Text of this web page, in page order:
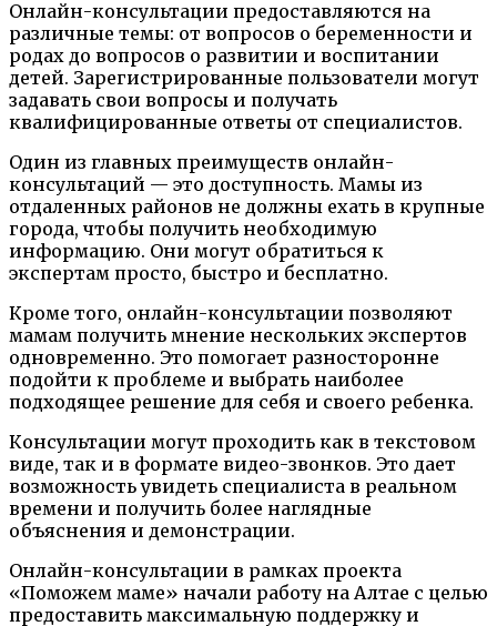
Онлайн-консультации предоставляются на
различные темы: от вопросов о беременности и
родах до вопросов о развитии и воспитании
детей. Зарегистрированные пользователи могут
задавать свои вопросы и получать
квалифицированные ответы от специалистов.
Один из главных преимуществ онлайн-
консультаций — это доступность. Мамы из
отдаленных районов не должны ехать в крупные
города, чтобы получить необходимую
информацию. Они могут обратиться к
экспертам просто, быстро и бесплатно.
Кроме того, онлайн-консультации позволяют
мамам получить мнение нескольких экспертов
одновременно. Это помогает разносторонне
подойти к проблеме и выбрать наиболее
подходящее решение для себя и своего ребенка.
Консультации могут проходить как в текстовом
виде, так и в формате видео-звонков. Это дает
возможность увидеть специалиста в реальном
времени и получить более наглядные
объяснения и демонстрации.
Онлайн-консультации в рамках проекта
«Поможем маме» начали работу на Алтае с целью
предоставить максимальную поддержку и